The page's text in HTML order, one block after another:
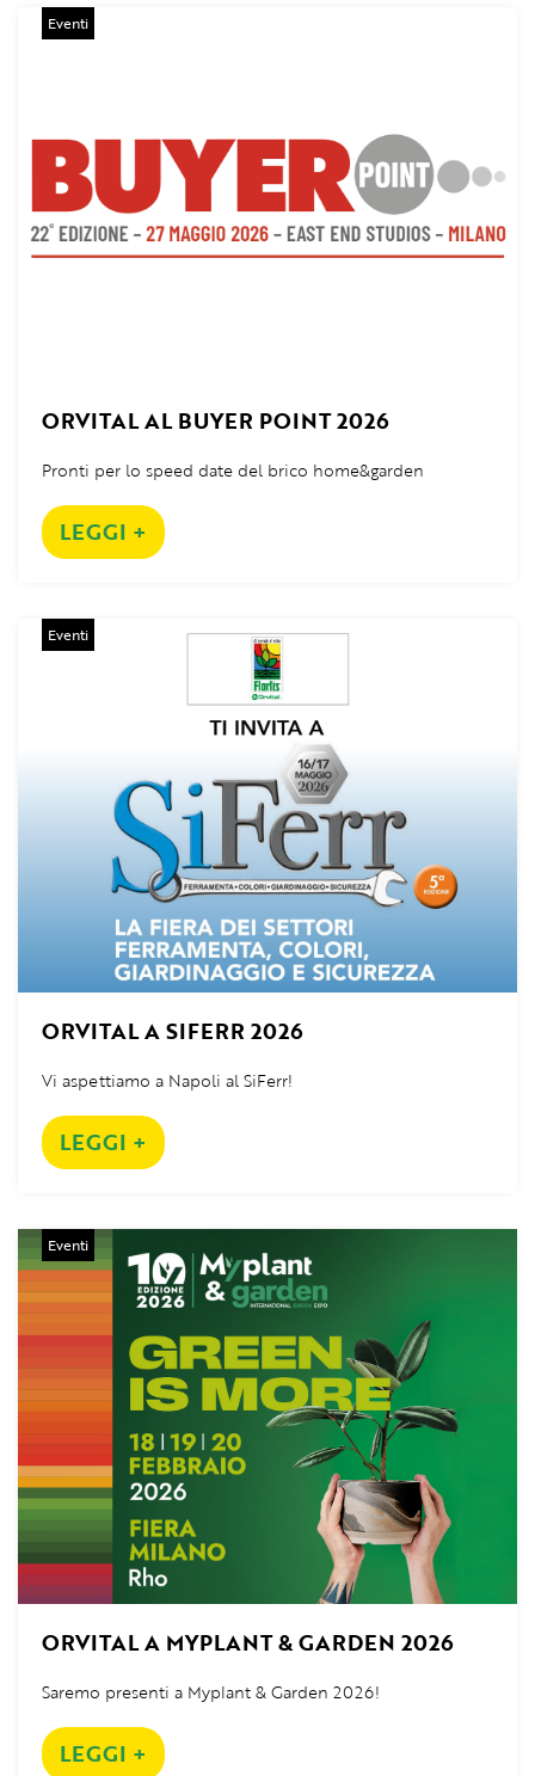
Eventi
ORVITAL AL BUYER POINT 2026
Pronti per lo speed date del brico home&garden
LEGGI +
Eventi
ORVITAL A SIFERR 2026
Vi aspettiamo a Napoli al SiFerr!
LEGGI +
Eventi
ORVITAL A MYPLANT & GARDEN 2026
Saremo presenti a Myplant & Garden 2026!
LEGGI +